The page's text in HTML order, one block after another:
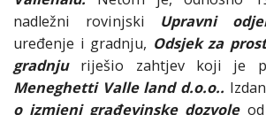
nadležni rovinjski Upravni
uređenje i gradnju, Odsjek za
gradnju riješio zahtjev koji je
Meneghetti Valle land d.o.o..
o izmjeni građevinske dozvoleod